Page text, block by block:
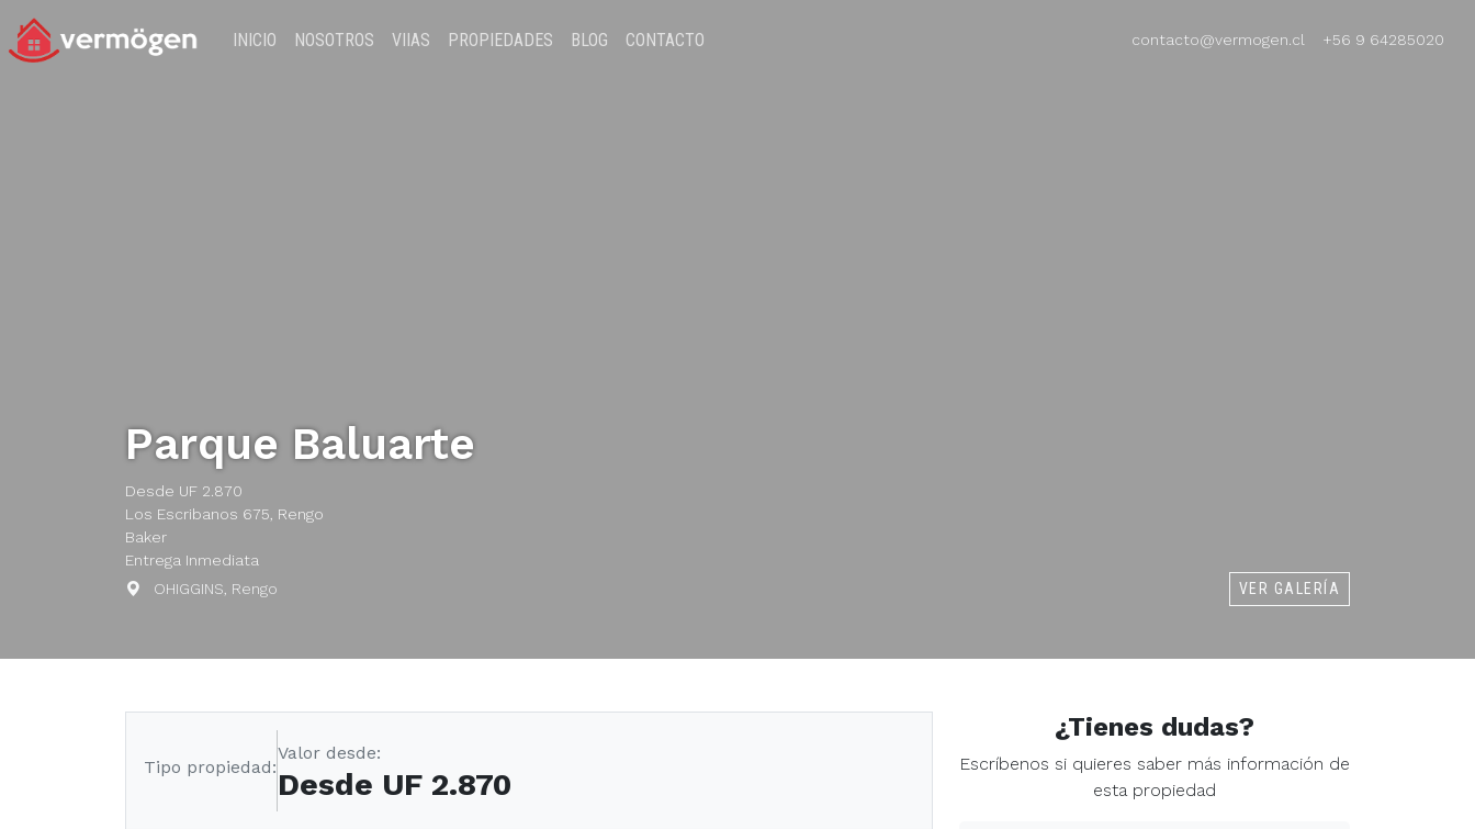
INICIO NOSOTROS VIIAS PROPIEDADES BLOG CONTACTO contacto@vermogen.cl +56 9 64285020
Parque Baluarte
Desde UF 2.870
Los Escribanos 675, Rengo
Baker
Entrega Inmediata
OHIGGINS, Rengo
VER GALERÍA
Tipo propiedad:
Valor desde:
Desde UF 2.870
¿Tienes dudas?
Escríbenos si quieres saber más información de
esta propiedad